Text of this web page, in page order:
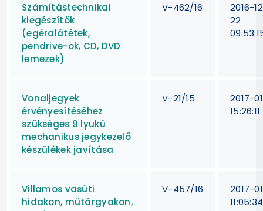
Számítástechnikai
kiegészítők
(egéralátétek,
pendrive-ok, CD, DVD
lemezek)
V-462/16
2016-
22
Vonaljegyek
érvényesítéséhez
szükséges 9 lyukú
mechanikus jegykezelő
készülékek javítása
V-21/15
2017-
15:26:11
Villamos vasúti
hidakon, műtárgyakon,
V-457/16
2017-
11:05:34